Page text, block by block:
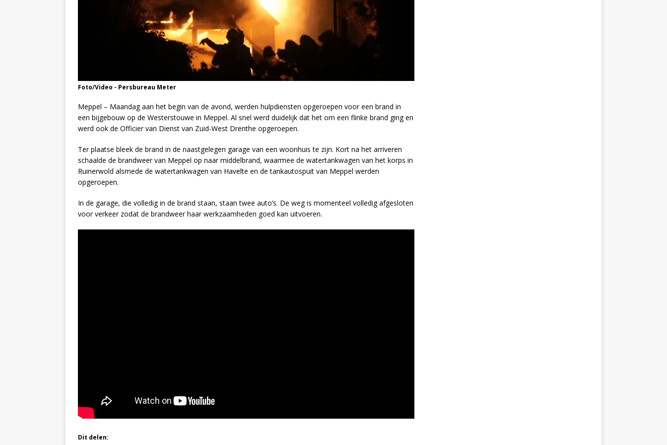
Foto/Video - Persbureau Meter
Meppel – Maandag aan het begin van de avond, werden hulpdiensten opgeroepen voor een brand in
een bijgebouw op de Westerstouwe in Meppel. Al snel werd duidelijk dat het om een flinke brand ging en
werd ook de Officier van Dienst van Zuid-West Drenthe opgeroepen.
Ter plaatse bleek de brand in de naastgelegen garage van een woonhuis te zijn. Kort na het arriveren
schaalde de brandweer van Meppel op naar middelbrand, waarmee de watertankwagen van het korps in
Ruinerwold alsmede de watertankwagen van Havelte en de tankautospuit van Meppel werden
opgeroepen.
In de garage, die volledig in de brand staan, staan twee auto’s. De weg is momenteel volledig afgesloten
voor verkeer zodat de brandweer haar werkzaamheden goed kan uitvoeren.
Dit delen: